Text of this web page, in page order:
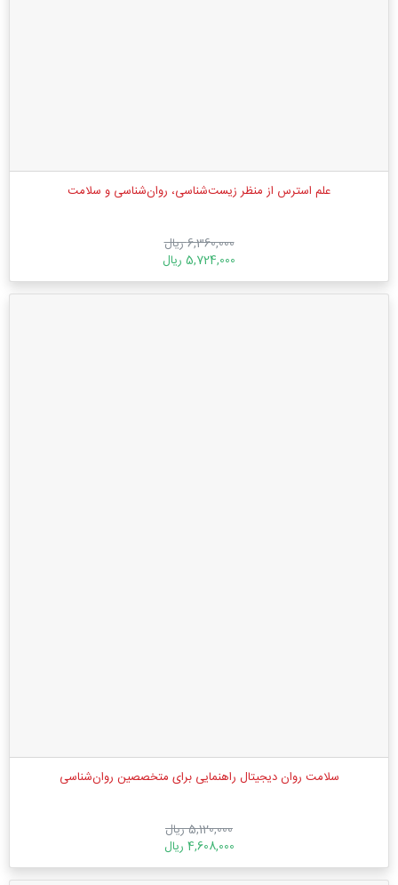
علم استرس از منظر زیست‌شناسی، روان‌شناسی و سلامت
6,360,000 ریال
5,724,000 ریال
سلامت روان دیجیتال راهنمایی برای متخصصین روان‌شناسی
5,120,000 ریال
4,608,000 ریال